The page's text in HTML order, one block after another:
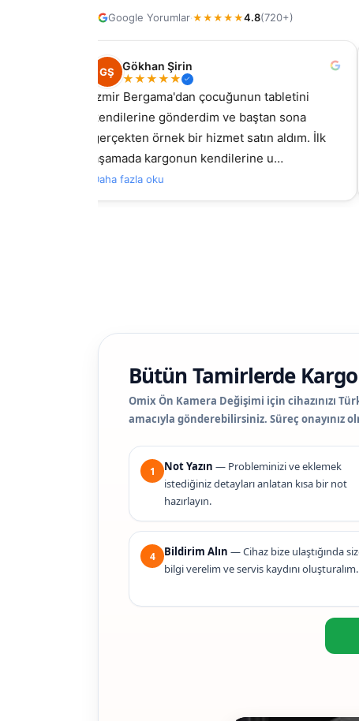
Google Yorumlar·★ ★ ★ ★ ★4.8(720+)
GŞ
Gökhan Şirin
★★★★★
İzmir Bergama'dan çocuğunun tabletini
kendilerine gönderdim ve baştan sona
gerçekten örnek bir hizmet satın aldım. İlk
aşamada kargonun kendilerine u…
Daha fazla oku
Bütün Tamirlerde
Omix Ön Kamera Değişimi için cihazınızı
amacıyla gönderebilirsiniz. Süreç onayınız
1 Not Yazın — Probleminizi ve eklemek
istediğiniz detayları anlatan kısa bir not
hazırlayın.
4 Bildirim Alın — Cihaz bize ulaştığında
bilgi verelim ve servis kaydını oluşturalım.